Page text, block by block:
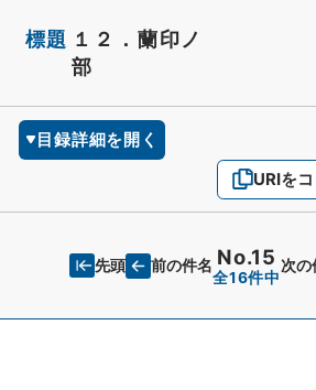
標題 １２．蘭印ノ
部
目録詳細を開く
URIを
先頭 前の件名 No.15
全16件中
次の